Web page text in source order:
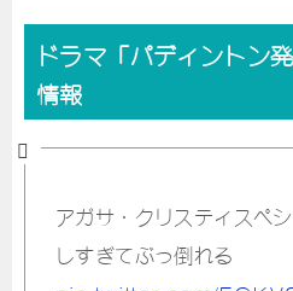
ドラマ「パディントン
情報
アガサ・クリスティスペ
しすぎてぶっ倒れる